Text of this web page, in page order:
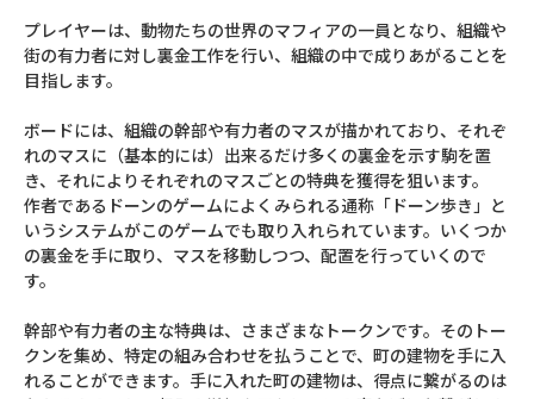
プレイヤーは、動物たちの世界のマフィアの一員となり、組織や
街の有力者に対し裏金工作を行い、組織の中で成りあがることを
目指します。
ボードには、組織の幹部や有力者のマスが描かれており、それぞ
れのマスに（基本的には）出来るだけ多くの裏金を示す駒を置
き、それによりそれぞれのマスごとの特典を獲得を狙います。
作者であるドーンのゲームによくみられる通称「ドーン歩き」と
いうシステムがこのゲームでも取り入れられています。いくつか
の裏金を手に取り、マスを移動しつつ、配置を行っていくので
す。
幹部や有力者の主な特典は、さまざまなトークンです。そのトー
クンを集め、特定の組み合わせを払うことで、町の建物を手に入
れることができます。手に入れた町の建物は、得点に繋がるのは